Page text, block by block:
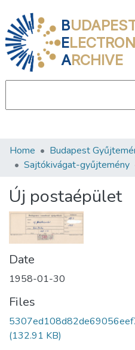
B
E
ARCHIVE
Communities & Collections
Statistics
About us
Home Budapest
Sajtókivágat-gyűjtemény
Új postaépület
Date
1958-01-30
Files
(132.91 KB)